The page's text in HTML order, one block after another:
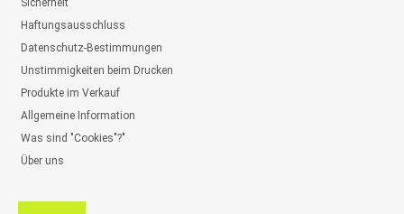
Sicherheit
Haftungsausschluss
Datenschutz-Bestimmungen
Unstimmigkeiten beim Drucken
Produkte im Verkauf
Allgemeine Information
Was sind "Cookies"?"
Über uns